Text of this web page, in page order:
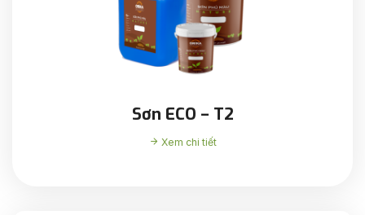
Sơn ECO – T2
Xem chi tiết